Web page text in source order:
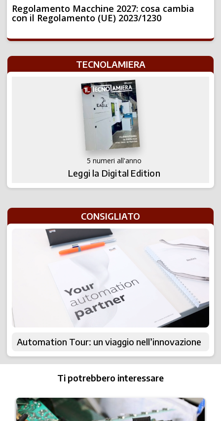
Regolamento Macchine 2027: cosa cambia
con il Regolamento (UE) 2023/1230
TECNOLAMIERA
5 numeri all'anno
Leggi la Digital Edition
CONSIGLIATO
Automation Tour: un viaggio nell’innovazione
Ti potrebbero interessare